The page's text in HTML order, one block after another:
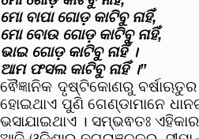
ମୋ ବାପା ଗୋଡ଼ କାଟିବୁ ନାହିଁ,
ମୋ ବୋଉ ଗୋଡ଼ କାଟିବୁ ନାହିଁ,
ଭାଇ ଗୋଡ଼ କାଟିବୁ ନାହିଁ ।
ଆମ ଫସଲ କାଟିବୁ ନାହିଁ ।”
ଵୈଜ୍ଞାନିକ ଦୃଷ୍ଟିକୋଣରୁ
ହୋଇଥାଏ ପୁଣି ଗେଣ୍ଡାମାନେ
ଭସାଯାଇଥାଏ । ସମ୍ଭଵତଃ